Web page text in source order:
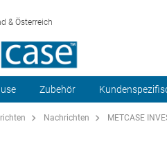
& Österreich
Zubehör
Nachrichten METCASE